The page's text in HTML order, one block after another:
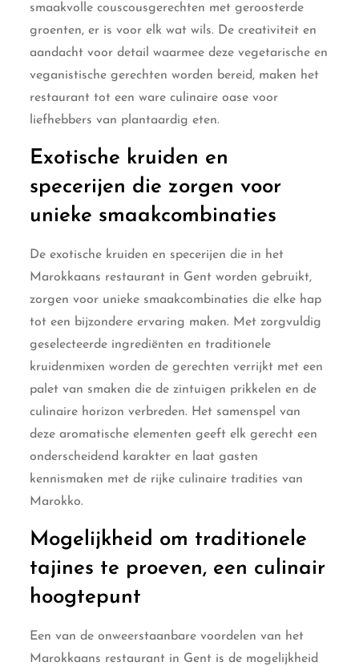
smaakvolle couscousgerechten met geroosterde
groenten, er is voor elk wat wils. De creativiteit en
aandacht voor detail waarmee deze vegetarische en
veganistische gerechten worden bereid, maken het
restaurant tot een ware culinaire oase voor
liefhebbers van plantaardig eten.
Exotische kruiden en
specerijen die zorgen voor
unieke smaakcombinaties
De exotische kruiden en specerijen die in het
Marokkaans restaurant in Gent worden gebruikt,
zorgen voor unieke smaakcombinaties die elke hap
tot een bijzondere ervaring maken. Met zorgvuldig
geselecteerde ingrediënten en traditionele
kruidenmixen worden de gerechten verrijkt met een
palet van smaken die de zintuigen prikkelen en de
culinaire horizon verbreden. Het samenspel van
deze aromatische elementen geeft elk gerecht een
onderscheidend karakter en laat gasten
kennismaken met de rijke culinaire tradities van
Marokko.
Mogelijkheid om traditionele
tajines te proeven, een culinair
hoogtepunt
Een van de onweerstaanbare voordelen van het
Marokkaans restaurant in Gent is de mogelijkheid